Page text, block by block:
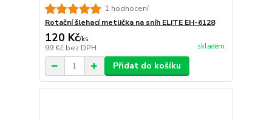
1 hodnocení
Rotační šlehací metlička na sníh ELITE EH-6128
120 Kč/ks
99 Kč bez DPH skladem
Přidat do košíku